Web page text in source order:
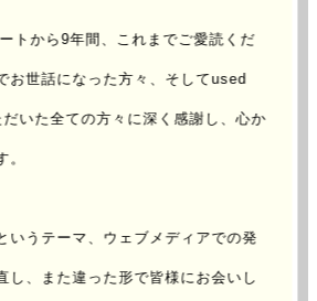
トから9年間、これまでご愛読くだ
お世話になった方々、 そしてused
いた全ての方々に深く感謝し、心か
。
いうテーマ、ウェブメディアでの発
し、 また違った形で皆様にお会いし
蔵前
Jul/18 ｜ AUTHOR : akiko taniguchi
合いが育む新たなコミュ